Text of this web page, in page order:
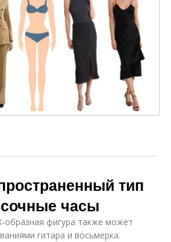
тип
часы
образная фигура также может
гитара и восьмерка.